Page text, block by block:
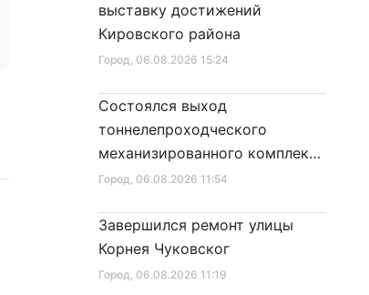
Город, 06.08.2026 15:24
выставку достижений
Кировского района
Город, 06.08.2026 11:54
Состоялся выход
тоннелепроходческого
механизированного комплекса
«Надежда» на поверхность
Город, 06.08.2026 11:19
Завершился ремонт улицы
Корнея Чуковског